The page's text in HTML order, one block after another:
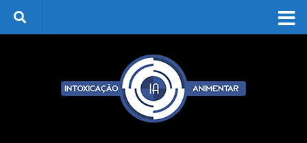
Skip to content